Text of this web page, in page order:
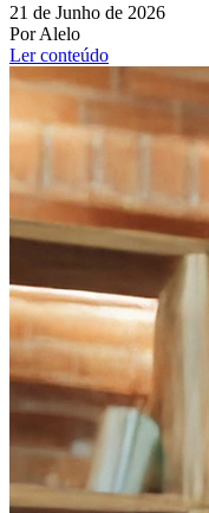
21 de Junho de 2026
Por Alelo
Ler conteúdo